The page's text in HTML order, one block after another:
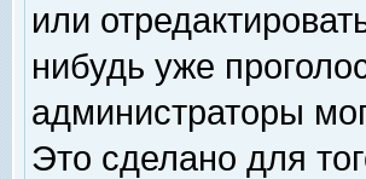
или
нибудь уже
администраторы
Это сделано для